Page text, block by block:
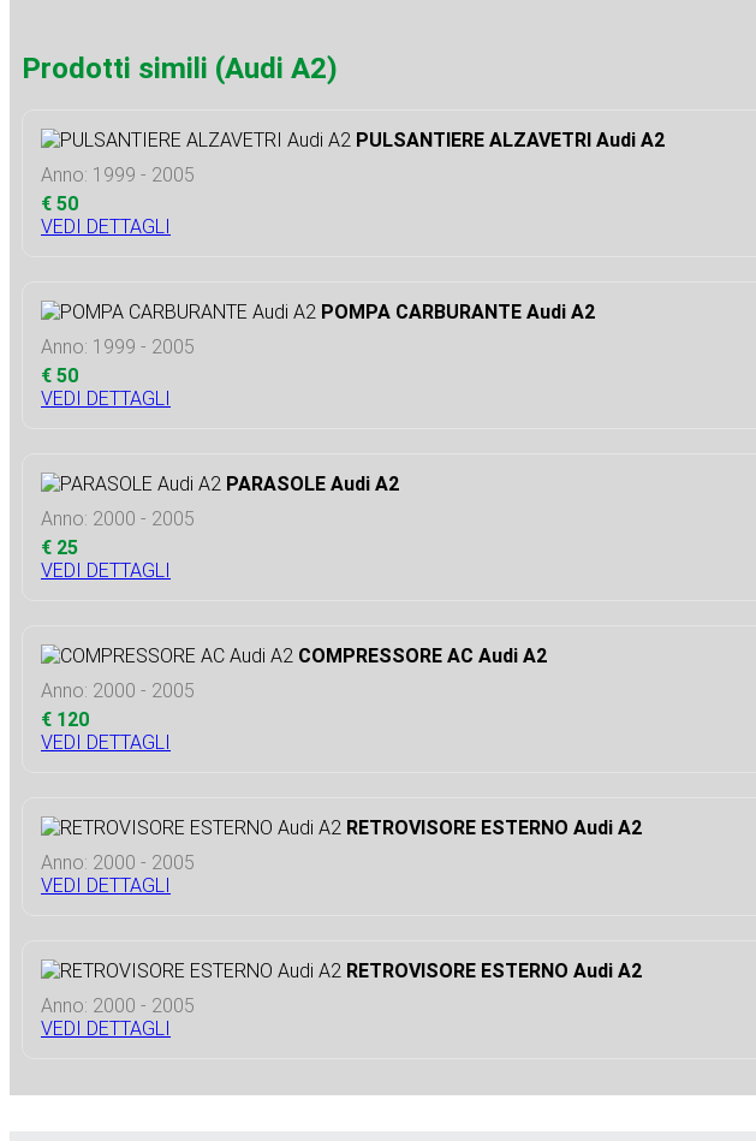
Prodotti simili (Audi A2)
PULSANTIERE ALZAVETRI Audi A2
Anno: 1999 - 2005
€ 50
VEDI DETTAGLI
POMPA CARBURANTE Audi A2
Anno: 1999 - 2005
€ 50
VEDI DETTAGLI
PARASOLE Audi A2
Anno: 2000 - 2005
€ 25
VEDI DETTAGLI
COMPRESSORE AC Audi A2
Anno: 2000 - 2005
€ 120
VEDI DETTAGLI
RETROVISORE ESTERNO Audi A2
Anno: 2000 - 2005
VEDI DETTAGLI
RETROVISORE ESTERNO Audi A2
Anno: 2000 - 2005
VEDI DETTAGLI